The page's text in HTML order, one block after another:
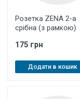
Розетка ZENA 2-а
срібна (з рамкою)
175 грн
Додати в кошик